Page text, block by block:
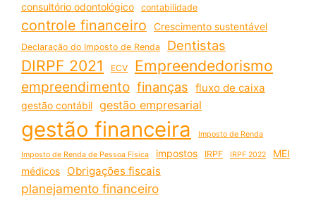
consultório odontológico contabilidade
controle financeiro Crescimento sustentável
Declaração do Imposto de Renda Dentistas
DIRPF 2021 ECV Empreendedorismo
empreendimento finanças fluxo de caixa
gestão contábil gestão empresarial
gestão financeira Imposto de Renda
Imposto de Renda de Pessoa Física impostos IRPF IRPF 2022
MEI
médicos
Obrigações fiscais
planejamento financeiro